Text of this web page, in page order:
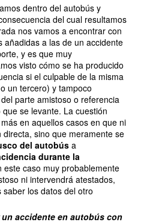
dentro del autobús y
del cual resultamos
nos vamos a encontrar con
añadidas a las de un accidente
y es que muy
visto cómo se ha producido
si el culpable de la misma
un tercero) y tampoco
parte amistoso o referencia
se levante. La cuestión
en aquellos casos en que ni
sino que meramente se
del autobús a
durante la
este caso muy probablemente
ni intervendrá atestados,
los datos del otro
accidente en autobús con